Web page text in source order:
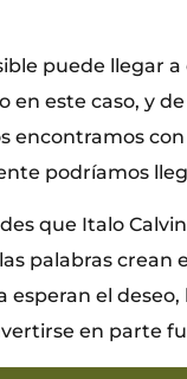
puede llegar
en este caso, y
encontramos
podríamos
que Italo
palabras
esperan el
en parte